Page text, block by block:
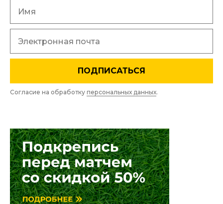
ПОДПИСАТЬСЯ
Согласие на обработку персональных данных.